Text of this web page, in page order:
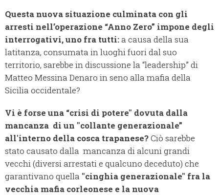
Questa nuova situazione culminata con gli
arresti nell’operazione “Anno Zero” impone degli
interrogativi, uno fra tutti:a causa della sua
latitanza, consumata in luoghi fuori dal suo
territorio, sarebbe in discussione la “leadership” di
Matteo Messina Denaro in seno alla mafia della
Sicilia occidentale?
Vi è forse una “crisi di potere" dovuta dalla
mancanza di un "collante generazionale”
all'interno della cosca trapanese?Ciò sarebbe
stato causato dalla mancanza di alcuni grandi
vecchi (diversi arrestati e qualcuno deceduto) che
garantivano quella "cinghia generazionale" fra la
vecchia mafia corleonese e la nuova